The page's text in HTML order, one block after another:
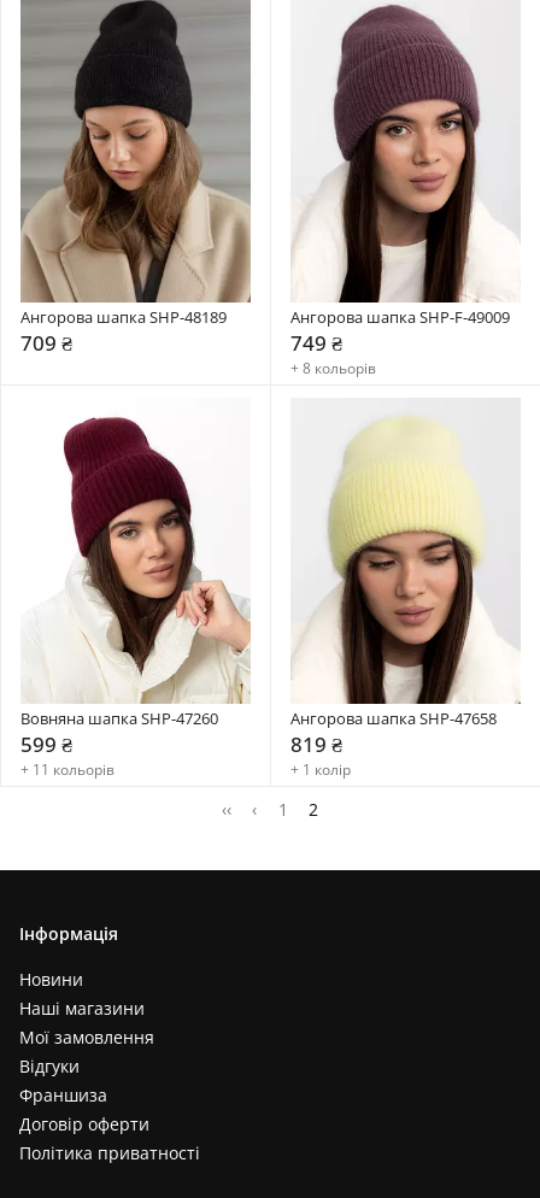
Ангорова шапка SHP-48189
709 ₴
Ангорова шапка SHP-F-49009
749 ₴
+ 8 кольорів
Вовняна шапка SHP-47260
599 ₴
+ 11 кольорів
Ангорова шапка SHP-47658
819 ₴
+ 1 колір
‹‹ ‹ 1 2
Інформація
Новини
Наші магазини
Мої замовлення
Відгуки
Франшиза
Договір оферти
Політика приватності